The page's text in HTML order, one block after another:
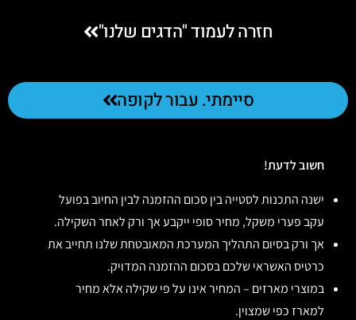
חזרה לעמוד "הדגים שלנו"
סיימתי. עבור לקופה
חשוב לדעת!
ישנה התכנות לסטייה בין סכום ההזמנה לבין החיוב בפועל
עקב פערי משקל, מחיר סופי ייקבע אך ורק לאחר השקילה.
אך ורק בסיום התהליך המערכת המאובטחת שלנו תחייב את
כרטיס האשראי שלכם בסכום ההזמנה המדויק.
במוצרי מארזים – המחיר אינו על פי שקילה אלא מחיר
למארז כפי שמצוין.